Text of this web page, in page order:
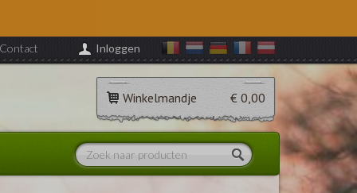
Contact Inloggen
Winkelmandje € 0,00